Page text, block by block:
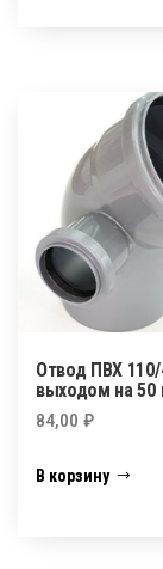
Отвод ПВХ 110/
выходом на 50
84,00 ₽
В корзину